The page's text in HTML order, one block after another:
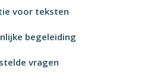
voor teksten
begeleiding
vragen